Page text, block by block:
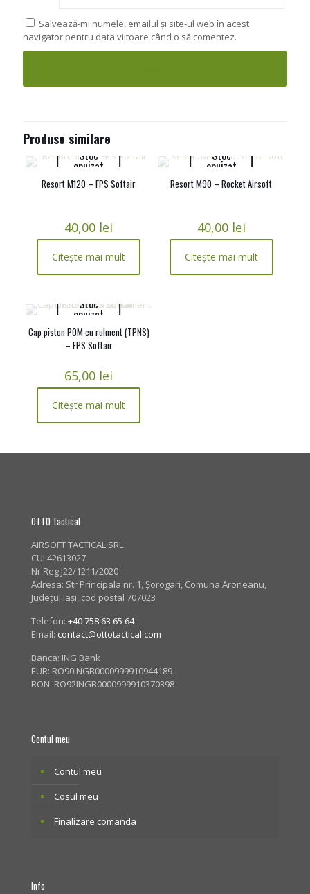
Salvează-mi numele, emailul și site-ul web în acest
navigator pentru data viitoare când o să comentez.
Produse similare
Stoc
epuizat
Resort M120 – FPS Softair
40,00 lei
Citește mai mult
Stoc
epuizat
Resort M90 – Rocket Airsoft
40,00 lei
Citește mai mult
Stoc
epuizat
Cap piston POM cu rulment (TPNS)
– FPS Softair
65,00 lei
Citește mai mult
OTTO Tactical
AIRSOFT TACTICAL SRL
CUI 42613027
Nr.Reg J22/1211/2020
Adresa: Str Principala nr. 1, Șorogari, Comuna Aroneanu,
Județul Iași, cod postal 707023
Telefon: +40 758 63 65 64
Email: contact@ottotactical.com
Banca: ING Bank
EUR: RO90INGB0000999910944189
RON: RO92INGB0000999910370398
Contul meu
Contul meu
Cosul meu
Finalizare comanda
Info